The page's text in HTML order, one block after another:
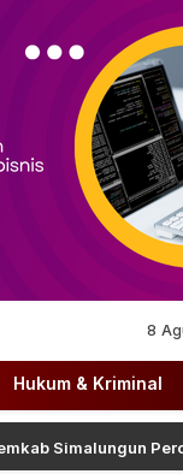
8
Hukum & Kriminal
Simalungun